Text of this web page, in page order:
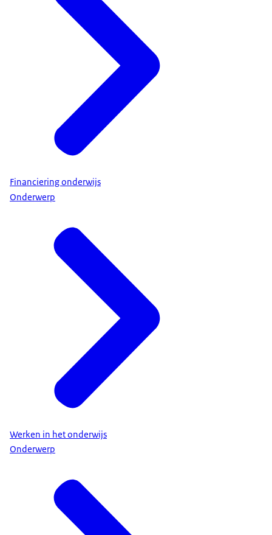
Financiering onderwijs
Onderwerp
Werken in het onderwijs
Onderwerp